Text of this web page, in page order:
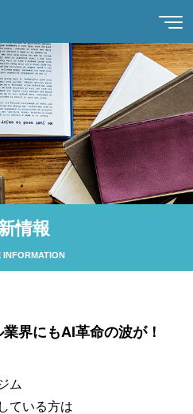
情報
INFORMATION
界にもAI革命の波が！
ム
ている方は